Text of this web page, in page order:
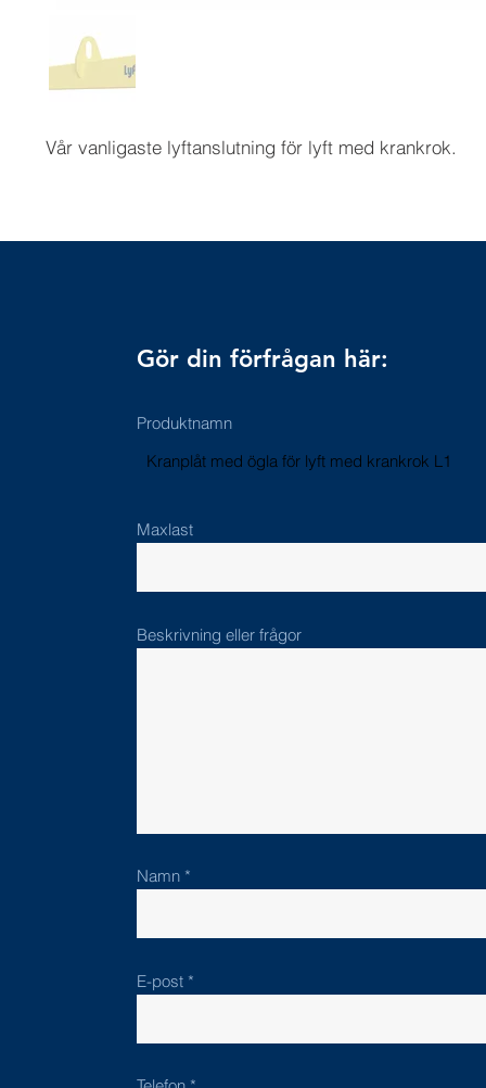
Vår vanligaste lyftanslutning för lyft med krankrok.
Gör din förfrågan här:
Produktnamn
Kranplåt med ögla för lyft med krankrok L1
Maxlast
Beskrivning eller frågor
Namn
E-post